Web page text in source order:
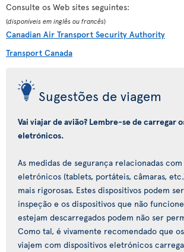
Consulte os Web sites seguintes:
(disponíveis em inglês ou francês)
Canadian Air Transport Security Authority
Transport Canada
Sugestões de viagem
Vai viajar de avião? Lembre-se de carregar
eletrónicos.
As medidas de segurança relacionadas
eletrónicos (tablets, portáteis, câmaras,
mais rigorosas. Estes dispositivos podem
inspeção e os dispositivos que não
estejam descarregados podem não ser
Como tal, é vivamente recomendado que
viajem com dispositivos eletrónicos